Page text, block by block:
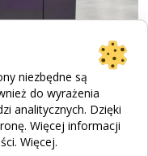
urządzenia
niezbędne są
do wyrażenia
analitycznych. Dzięki
Więcej informacji
Więcej.